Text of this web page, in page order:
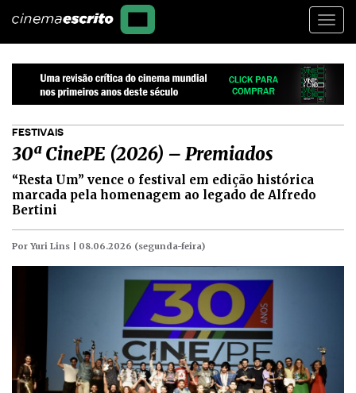
FESTIVAIS
30ª CinePE (2026) – Premiados
“Resta Um” vence o festival em edição histórica
marcada pela homenagem ao legado de Alfredo
Bertini
Por Yuri Lins | 08.06.2026 (segunda-feira)